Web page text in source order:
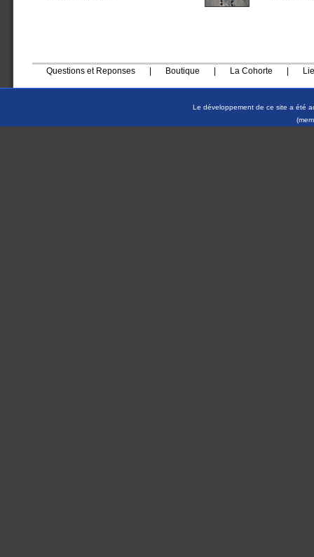
Questions et Reponses Boutique La Cohorte
Le développement de ce site a été